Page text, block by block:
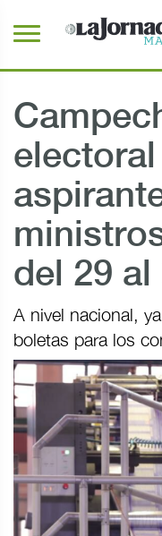
del 29 al
A nivel nacional,
boletas para los